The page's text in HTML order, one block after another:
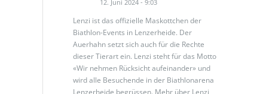
12. Juni 2024 - 9:03
Lenzi ist das offizielle Maskottchen der
Biathlon-Events in Lenzerheide. Der
Auerhahn setzt sich auch für die Rechte
dieser Tierart ein. Lenzi steht für das Motto
«Wir nehmen Rücksicht aufeinander» und
wird alle Besuchende in der Biathlonarena
Lenzerheide begrüssen. Mehr über Lenzi